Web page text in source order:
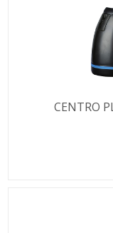
CENTRO